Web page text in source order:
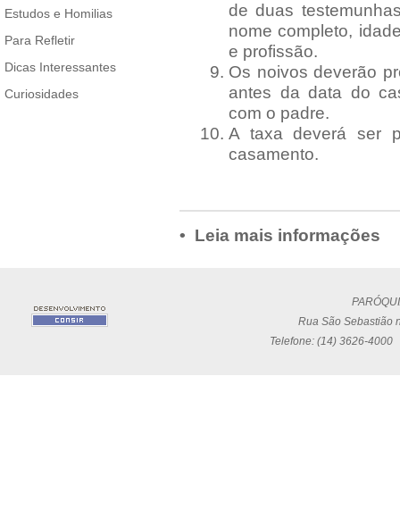
Estudos e Homilias
Para Refletir
Dicas Interessantes
Curiosidades
de duas
nome completo,
e profissão.
Os noivos deverão
antes da data do
com o padre.
A taxa deverá ser
casamento.
• Leia mais informações
Rua São Sebastião
Telefone: (14) 3626-